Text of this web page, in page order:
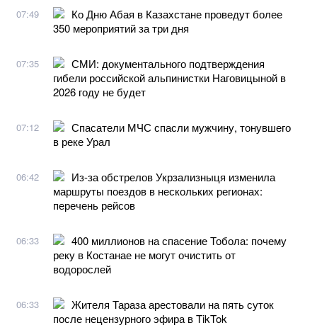
07:49
Ко Дню Абая в Казахстане проведут более
350 мероприятий за три дня
07:35
СМИ: документального подтверждения
гибели российской альпинистки Наговицыной в
2026 году не будет
07:12
Спасатели МЧС спасли мужчину, тонувшего
в реке Урал
06:42
Из-за обстрелов Укрзализныця изменила
маршруты поездов в нескольких регионах:
перечень рейсов
06:33
400 миллионов на спасение Тобола: почему
реку в Костанае не могут очистить от
водорослей
06:33
Жителя Тараза арестовали на пять суток
после нецензурного эфира в TikTok